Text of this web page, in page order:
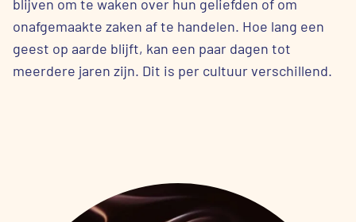
blijven om te waken over hun geliefden of om
onafgemaakte zaken af te handelen. Hoe lang een
geest op aarde blijft, kan een paar dagen tot
meerdere jaren zijn. Dit is per cultuur verschillend.